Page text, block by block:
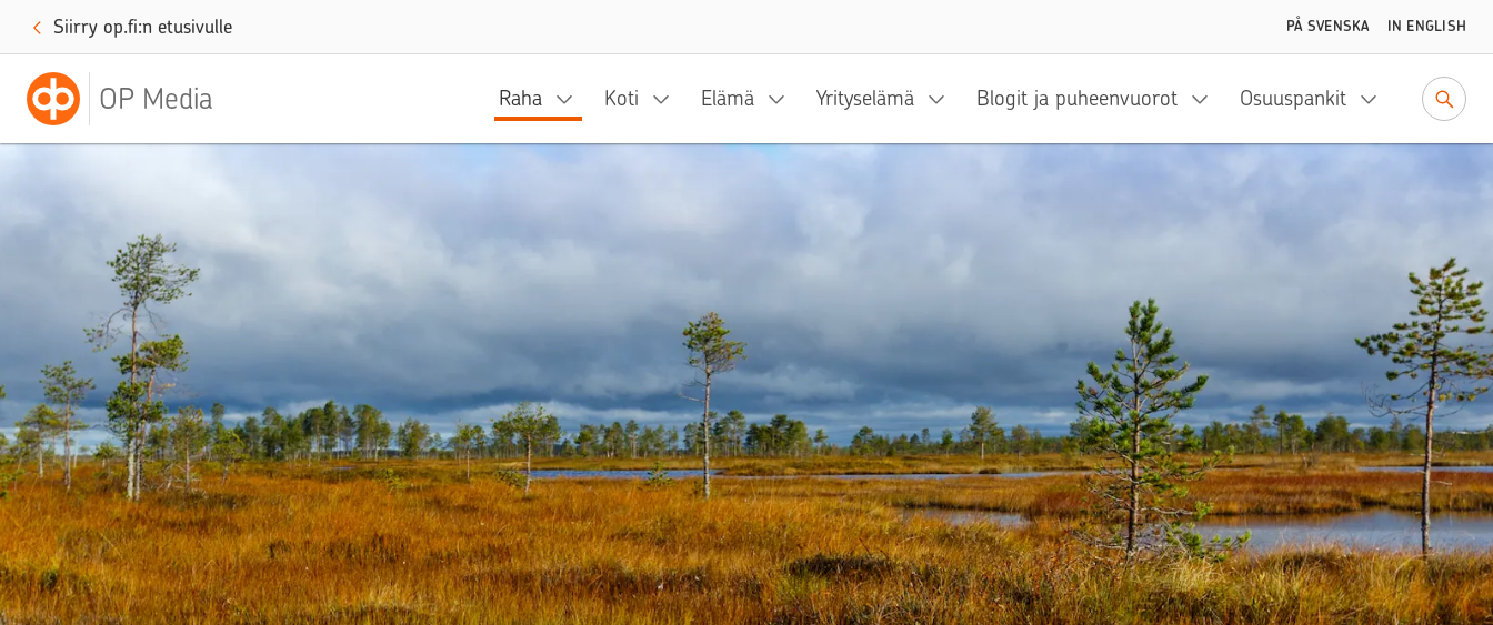
Siirry op.fi:n etusivulle PÅ SVENSKA IN ENGLISH
OP Media Raha Koti Elämä Yrityselämä Blogit ja puheenvuorot Osuuspankit